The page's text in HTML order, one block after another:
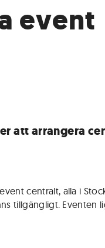
event
att arrangera
centralt, alla i
tillgängligt. Eventen